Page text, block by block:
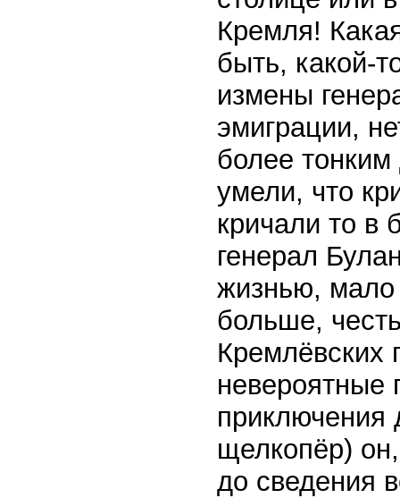
Кремля!
быть, какой-
измены
эмиграции,
более
умели, что
кричали то в
генерал
жизнью, мало
больше,
Кремлёвских
невероятные
приключения
щелкопёр)
до сведения